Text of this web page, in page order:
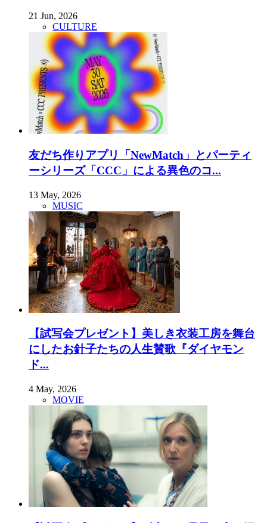
21 Jun, 2026
CULTURE
友だち作りアプリ「NewMatch」とパーティ
ーシリーズ「CCC」による異色のコ...
13 May, 2026
MUSIC
【試写会プレゼント】美しき衣装工房を舞台
にしたお針子たちの人生賛歌『ダイヤモン
ド...
4 May, 2026
MOVIE